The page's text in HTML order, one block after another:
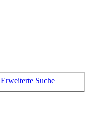
Erweiterte Suche